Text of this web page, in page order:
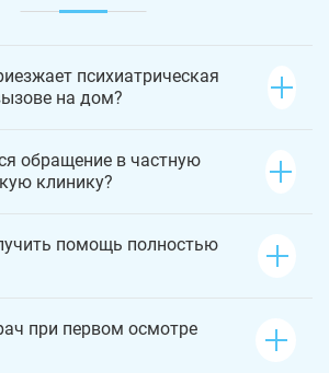
психиатрическая
на дом?
обращение в частную
клинику?
помощь полностью
при первом осмотре